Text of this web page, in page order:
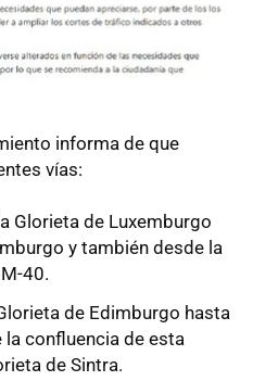
informa de que
vías:
Glorieta de Luxemburgo
y también desde la
40.
de Edimburgo hasta
la confluencia de esta
de Sintra.